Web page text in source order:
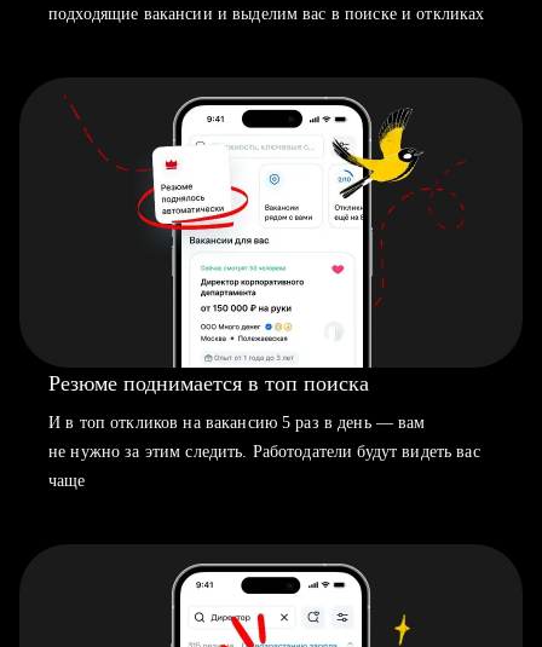
подходящие вакансии и выделим вас в поиске и откликах
Резюме поднимается в топ поиска
И в топ откликов на вакансию 5 раз в день — вам
не нужно за этим следить. Работодатели будут видеть вас
чаще